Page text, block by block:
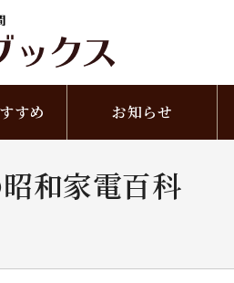
すめ お知らせ
和家電百科